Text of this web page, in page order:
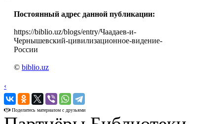
Постоянный адрес данной публикации:
https://biblio.uz/blogs/entry/Чаадаев-и-
Чернышевский-цивилизационное-видение-
России
© biblio.uz
‹
›
Поделитесь материалом с друзьями